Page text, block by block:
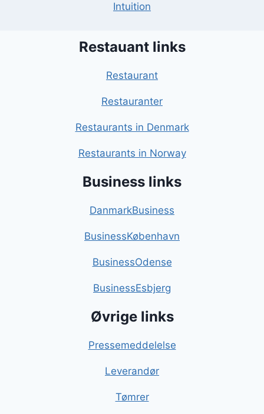
Intuition
Restauant links
Restaurant
Restauranter
Restaurants in Denmark
Restaurants in Norway
Business links
DanmarkBusiness
BusinessKøbenhavn
BusinessOdense
BusinessEsbjerg
Øvrige links
Pressemeddelelse
Leverandør
Tømrer